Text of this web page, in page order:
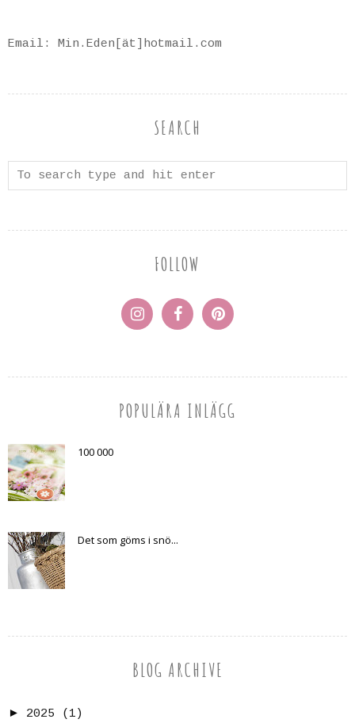
Email: Min.Eden[ät]hotmail.com
SEARCH
FOLLOW
POPULÄRA INLÄGG
100 000
Det som göms i snö...
BLOG ARCHIVE
► 2025
(1)